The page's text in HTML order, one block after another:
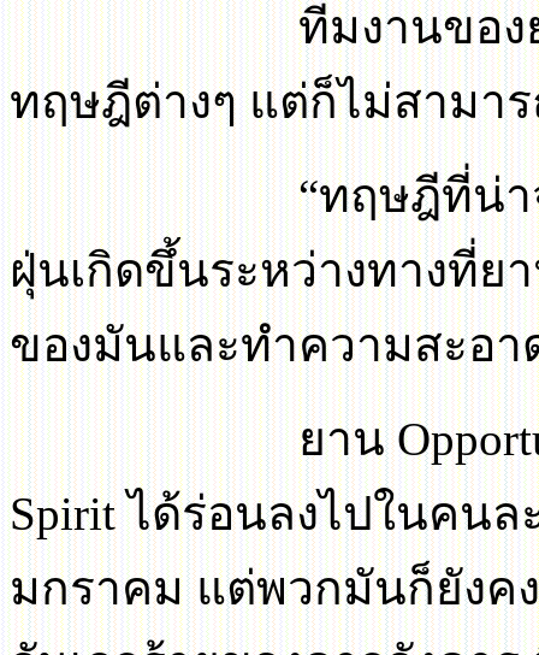
ทีมงานของยานโร
ทฤษฎีต่างๆ แต่ก็ไม่สามา
“ทฤษฎีที่น่า
ฝุ่นเกิดขึ้นระหว่างทางที่ย
ของมันและทำความสะอ
ยาน
Spiritได้ร่อนลงไปในคนล
มกราคม แต่พวกมันก็ยังค